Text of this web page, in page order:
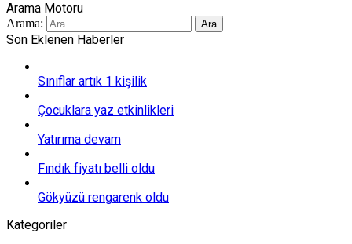
Arama Motoru
Arama:
Son Eklenen Haberler
Sınıflar artık 1 kişilik
Çocuklara yaz etkinlikleri
Yatırıma devam
Fındık fiyatı belli oldu
Gökyüzü rengarenk oldu
Kategoriler